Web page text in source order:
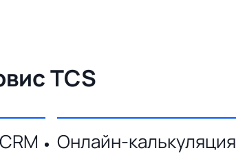
TCS
Онлайн-калькуляция